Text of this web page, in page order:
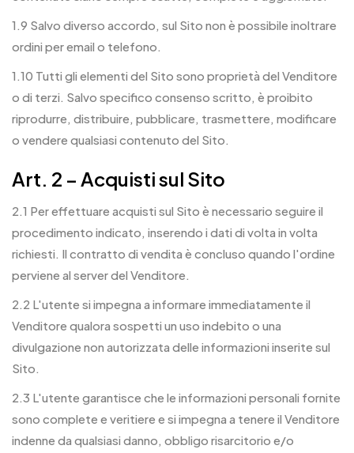
1.9 Salvo diverso accordo, sul Sito non è possibile inoltrare
ordini per email o telefono.
1.10 Tutti gli elementi del Sito sono proprietà del Venditore
o di terzi. Salvo specifico consenso scritto, è proibito
riprodurre, distribuire, pubblicare, trasmettere, modificare
o vendere qualsiasi contenuto del Sito.
Art. 2 – Acquisti sul Sito
2.1 Per effettuare acquisti sul Sito è necessario seguire il
procedimento indicato, inserendo i dati di volta in volta
richiesti. Il contratto di vendita è concluso quando l'ordine
perviene al server del Venditore.
2.2 L'utente si impegna a informare immediatamente il
Venditore qualora sospetti un uso indebito o una
divulgazione non autorizzata delle informazioni inserite sul
Sito.
2.3 L'utente garantisce che le informazioni personali fornite
sono complete e veritiere e si impegna a tenere il Venditore
indenne da qualsiasi danno, obbligo risarcitorio e/o